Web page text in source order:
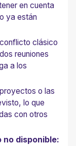
en cuenta
ya están
clásico
reuniones
a los
o las
lo que
con otros
no disponible: